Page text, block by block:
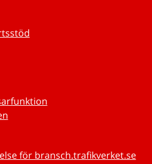
för bransch.trafikverket.se